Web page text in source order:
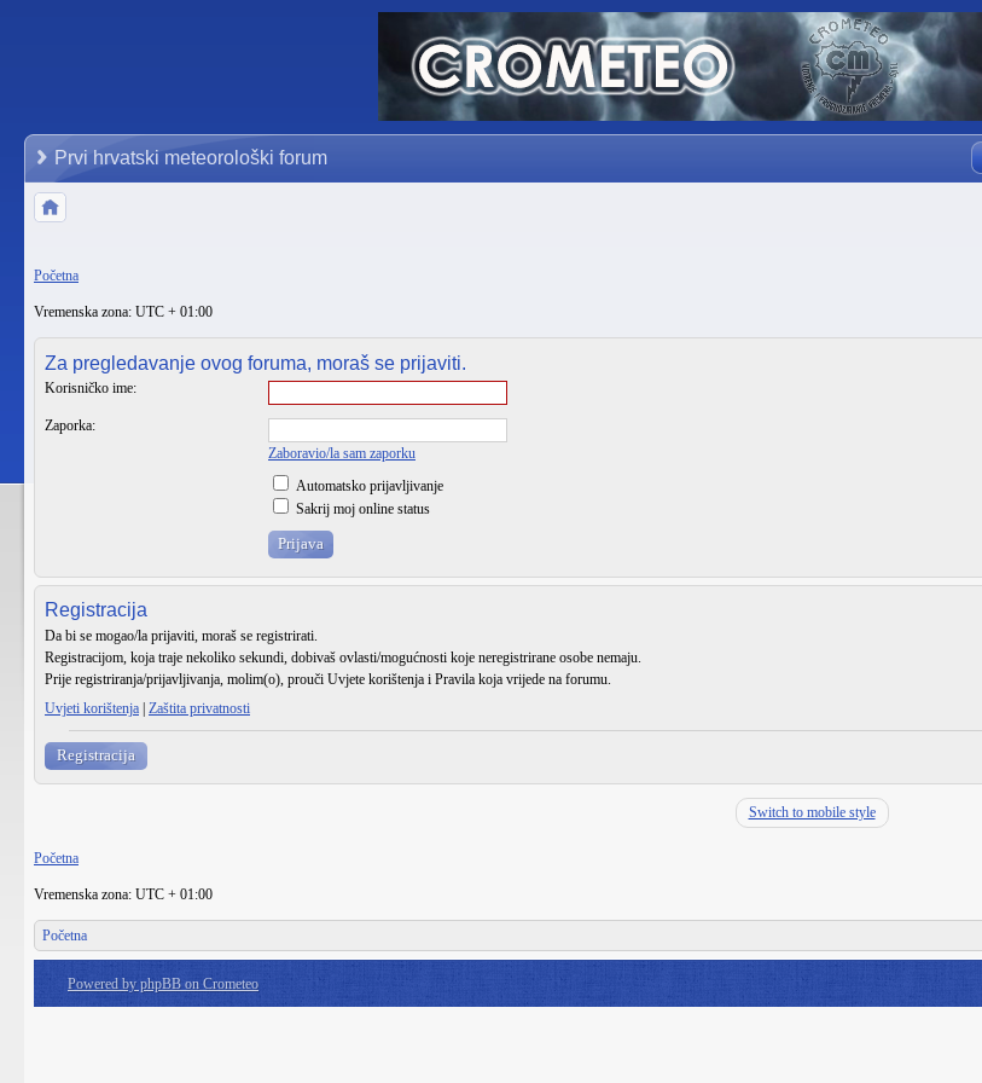
Prvi hrvatski meteorološki forum
Početna
Vremenska zona: UTC + 01:00
Za pregledavanje ovog foruma, moraš se prijaviti.
Korisničko ime:
Zaporka:
Zaboravio/la sam zaporku
Automatsko prijavljivanje
Sakrij moj online status
Registracija
Da bi se mogao/la prijaviti, moraš se registrirati.
Registracijom, koja traje nekoliko sekundi, dobivaš ovlasti/mogućnosti koje neregistrirane osobe nemaju.
Prije registriranja/prijavljivanja, molim(o), prouči Uvjete korištenja i Pravila koja vrijede na forumu.
Uvjeti korištenja Zaštita privatnosti
Registracija
Switch to mobile style
Početna
Vremenska zona: UTC + 01:00
Početna
Powered by phpBB on Crometeo